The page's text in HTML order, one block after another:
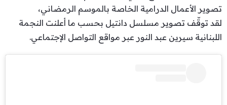
تصوير الأعمال الدرامية الخاصة بالموسم الرمضاني،
لقد توقّف تصوير مسلسل دانتيل بحسب ما أعلنت النجمة
اللبنانية سيرين عبد النور عبر مواقع التواصل الإجتماعي.